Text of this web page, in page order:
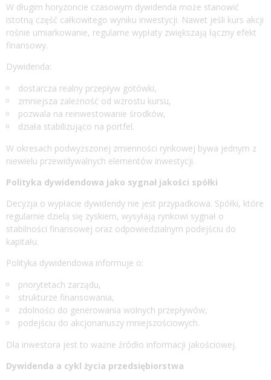
W długim horyzoncie czasowym dywidenda może stanowić
istotną część całkowitego wyniku inwestycji. Nawet jeśli kurs akcji
rośnie umiarkowanie, regularne wypłaty zwiększają łączny efekt
finansowy.
Dywidenda:
dostarcza realny przepływ gotówki,
zmniejsza zależność od wzrostu kursu,
pozwala na reinwestowanie środków,
działa stabilizująco na portfel.
W okresach podwyższonej zmienności rynkowej bywa jednym z
niewielu przewidywalnych elementów inwestycji.
Polityka dywidendowa jako sygnał jakości spółki
Decyzja o wypłacie dywidendy nie jest przypadkowa. Spółki, które
regularnie dzielą się zyskiem, wysyłają rynkowi sygnał o
stabilności finansowej oraz odpowiedzialnym podejściu do
kapitału.
Polityka dywidendowa informuje o:
priorytetach zarządu,
strukturze finansowania,
zdolności do generowania wolnych przepływów,
podejściu do akcjonariuszy mniejszościowych.
Dla inwestora jest to ważne źródło informacji jakościowej.
Dywidenda a cykl życia przedsiębiorstwa